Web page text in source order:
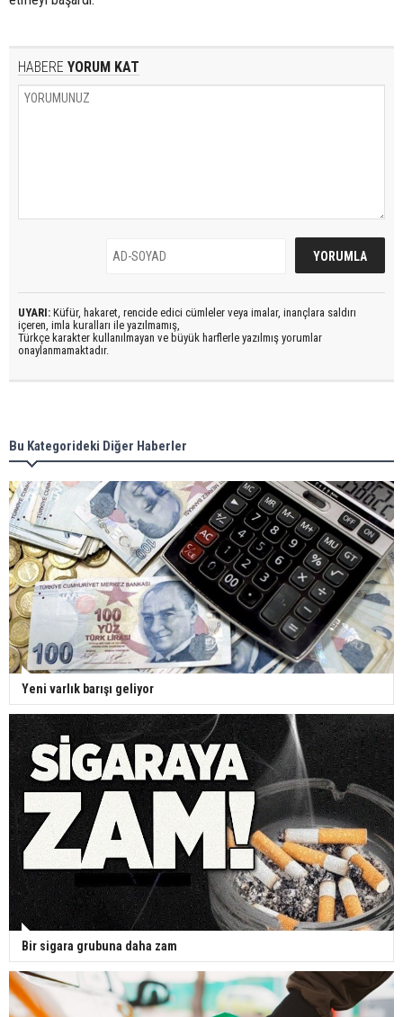
HABERE YORUM KAT
UYARI: Küfür, hakaret, rencide edici cümleler veya imalar, inançlara saldırı
içeren, imla kuralları ile yazılmamış,
Türkçe karakter kullanılmayan ve büyük harflerle yazılmış yorumlar
onaylanmamaktadır.
Bu Kategorideki Diğer Haberler
Yeni varlık barışı geliyor
Bir sigara grubuna daha zam